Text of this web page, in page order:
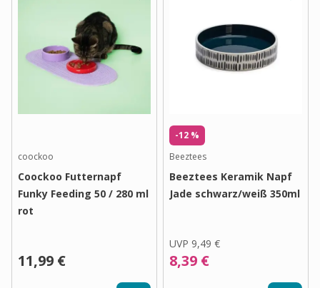
coockoo
Coockoo Futternapf
Funky Feeding 50 / 280 ml
rot
11,99 €
-12 %
Beeztees
Beeztees Keramik Napf
Jade schwarz/weiß 350ml
UVP 9,49 €
8,39 €